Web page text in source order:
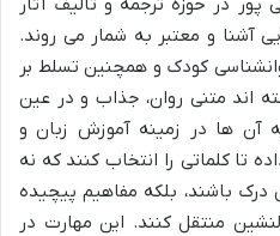
پور در حوزه ترجمه و تالیف آثار
آشنا و معتبر به شمار می روند.
کودک و همچنین تسلط بر
اند متنی روان، جذاب و در عین
آن ها در زمینه آموزش زبان و
تا کلماتی را انتخاب کنند که نه
درک باشند، بلکه مفاهیم پیچیده
منتقل کنند. این مهارت در